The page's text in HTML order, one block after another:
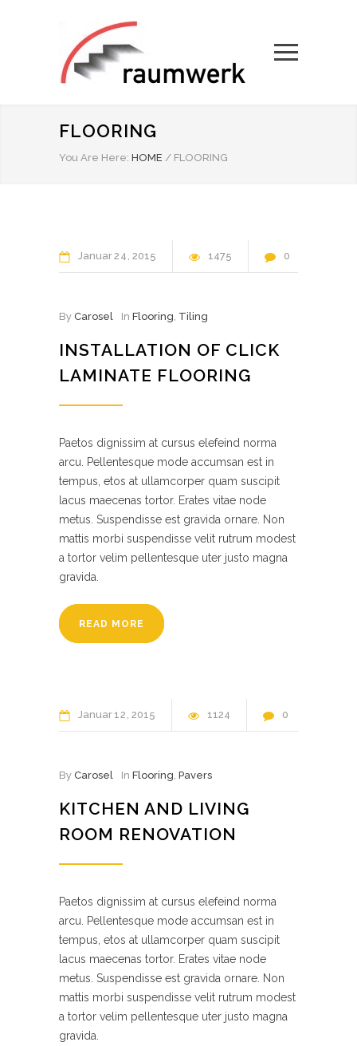
FLOORING
You Are Here: HOME / FLOORING
Januar24 2015 1475 0
By Carosel In Flooring, Tiling
INSTALLATION OF CLICK
LAMINATE FLOORING
Paetos dignissim at cursus elefeind norma
arcu. Pellentesque mode accumsan est in
tempus, etos at ullamcorper quam suscipit
lacus maecenas tortor. Erates vitae node
metus. Suspendisse est gravida ornare. Non
mattis morbi suspendisse velit rutrum modest
a tortor velim pellentesque uter justo magna
gravida.
READ MORE
Januar12 2015 1124 0
By Carosel In Flooring, Pavers
KITCHEN AND LIVING
ROOM RENOVATION
Paetos dignissim at cursus elefeind norma
arcu. Pellentesque mode accumsan est in
tempus, etos at ullamcorper quam suscipit
lacus maecenas tortor. Erates vitae node
metus. Suspendisse est gravida ornare. Non
mattis morbi suspendisse velit rutrum modest
a tortor velim pellentesque uter justo magna
gravida.